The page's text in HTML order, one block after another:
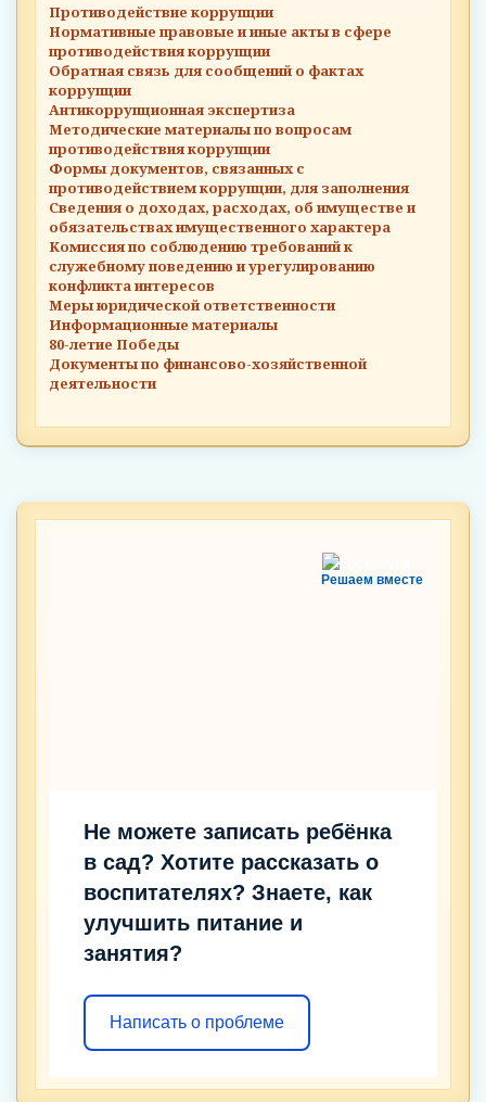
Противодействие коррупции
Нормативные правовые и иные акты в сфере
противодействия коррупции
Обратная связь для сообщений о фактах
коррупции
Антикоррупционная экспертиза
Методические материалы по вопросам
противодействия коррупции
Формы документов, связанных с
противодействием коррупции, для заполнения
Сведения о доходах, расходах, об имуществе и
обязательствах имущественного характера
Комиссия по соблюдению требований к
служебному поведению и урегулированию
конфликта интересов
Меры юридической ответственности
Информационные материалы
80-летие Победы
Документы по финансово-хозяйственной
деятельности
Решаем вместе
Не можете записать ребёнка
в сад? Хотите рассказать о
воспитателях? Знаете, как
улучшить питание и
занятия?
Написать о проблеме